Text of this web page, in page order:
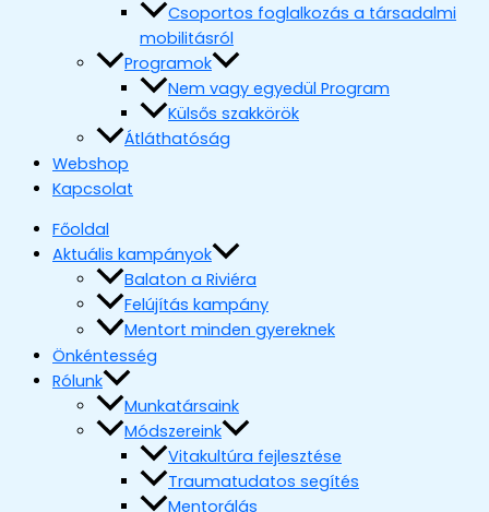
Csoportos foglalkozás a társadalmi
mobilitásról
Programok
Nem vagy egyedül Program
Külsős szakkörök
Átláthatóság
Webshop
Kapcsolat
Főoldal
Aktuális kampányok
Balaton a Riviéra
Felújítás kampány
Mentort minden gyereknek
Önkéntesség
Rólunk
Munkatársaink
Módszereink
Vitakultúra fejlesztése
Traumatudatos segítés
Mentorálás